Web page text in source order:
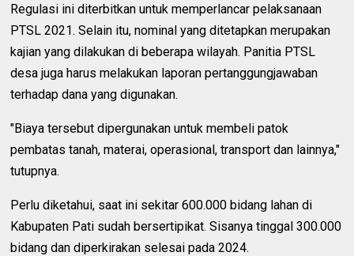
Regulasi ini diterbitkan untuk memperlancar pelaksanaan
PTSL 2021. Selain itu, nominal yang ditetapkan merupakan
kajian yang dilakukan di beberapa wilayah. Panitia PTSL
desa juga harus melakukan laporan pertanggungjawaban
terhadap dana yang digunakan.
"Biaya tersebut dipergunakan untuk membeli patok
pembatas tanah, materai, operasional, transport dan lainnya,"
tutupnya.
Perlu diketahui, saat ini sekitar 600.000 bidang lahan di
Kabupaten Pati sudah bersertipikat. Sisanya tinggal 300.000
bidang dan diperkirakan selesai pada 2024.